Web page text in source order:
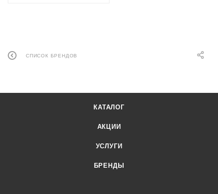
СПИСОК БРЕНДОВ
КАТАЛОГ
АКЦИИ
УСЛУГИ
БРЕНДЫ